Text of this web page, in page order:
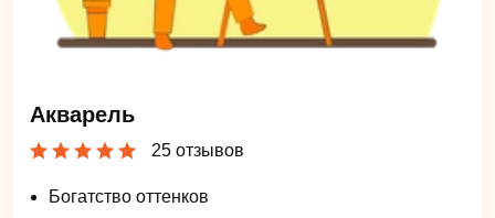
Акварель
25 отзывов
Богатство оттенков